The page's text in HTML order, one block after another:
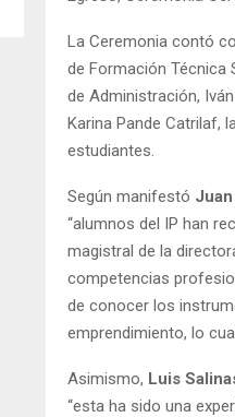
La Ceremonia contó
de Formación Técnica
de Administración,
Karina Pande Catrilaf,
estudiantes.
Según manifestó
“alumnos del IP han
magistral de la
competencias
de conocer los
emprendimiento, lo
Asimismo, Luis
“esta ha sido una